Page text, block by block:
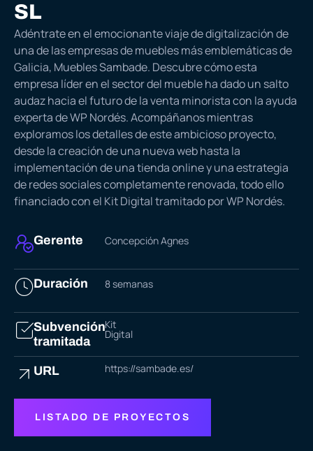
SL
Adéntrate en el emocionante viaje de digitalización de
una de las empresas de muebles más emblemáticas de
Galicia, Muebles Sambade. Descubre cómo esta
empresa líder en el sector del mueble ha dado un salto
audaz hacia el futuro de la venta minorista con la ayuda
experta de WP Nordés. Acompáñanos mientras
exploramos los detalles de este ambicioso proyecto,
desde la creación de una nueva web hasta la
implementación de una tienda online y una estrategia
de redes sociales completamente renovada, todo ello
financiado con el Kit Digitaltramitado por WP Nordés.
Gerente Concepción Agnes
Duración 8 semanas
Subvención
tramitada
Kit
Digital
URL https://sambade.es/
LISTADO DE PROYECTOS